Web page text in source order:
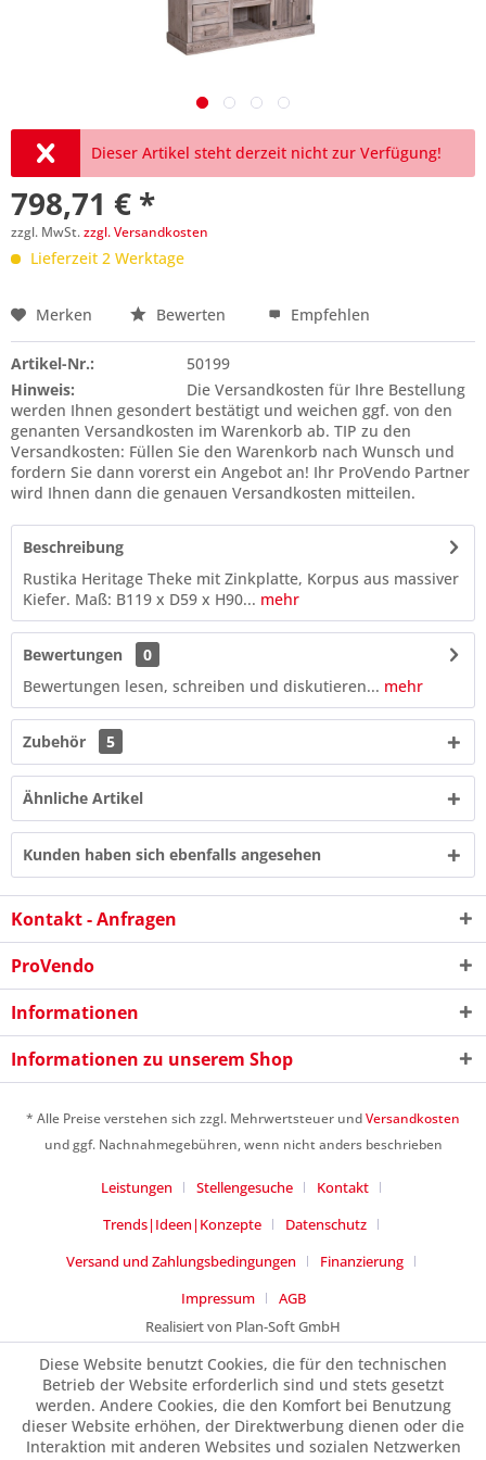
Dieser Artikel steht derzeit nicht zur Verfügung!
798,71 € *
zzgl. MwSt.zzgl. Versandkosten
Lieferzeit 2 Werktage
Preis anfragen
8 - 1 = ?
Ich habe die
verstanden und stimme zu. *
Mit * gekennzeichnete Felder sind Pflichtfelder.
Senden
Merken Bewerten Empfehlen
Artikel-Nr.:
50199
Hinweis:
Die Versandkosten für Ihre Bestellung
werden Ihnen gesondert bestätigt und weichen ggf. von den
genanten Versandkosten im Warenkorb ab. TIP zu den
Versandkosten: Füllen Sie den Warenkorb nach Wunsch und
fordern Sie dann vorerst ein Angebot an! Ihr ProVendo Partner
wird Ihnen dann die genauen Versandkosten mitteilen.
Beschreibung
Rustika Heritage Theke mit Zinkplatte, Korpus aus massiver
Kiefer. Maß: B119 x D59 x H90... mehr
Bewertungen
0
Bewertungen lesen, schreiben und diskutieren... mehr
Zubehör 5
Ähnliche Artikel
Kunden haben sich ebenfalls angesehen
Kontakt - Anfragen
ProVendo
Informationen
Informationen zu unserem Shop
* Alle Preise verstehen sich zzgl. Mehrwertsteuer undVersandkosten
und ggf. Nachnahmegebühren, wenn nicht anders beschrieben
Leistungen Stellengesuche
Kontakt
Trends|Ideen|Konzepte
Datenschutz
Versand und Zahlungsbedingungen
Finanzierung
Impressum
AGB
Realisiert von Plan-Soft GmbH
Diese Website benutzt Cookies, die für den technischen
Betrieb der Website erforderlich sind und stets gesetzt
werden. Andere Cookies, die den Komfort bei Benutzung
dieser Website erhöhen, der Direktwerbung dienen oder die
Interaktion mit anderen Websites und sozialen Netzwerken